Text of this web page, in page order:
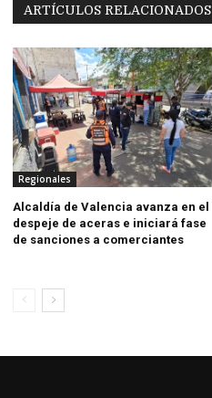
ARTÍCULOS RELACIONADOS
Regionales
Alcaldía de Valencia avanza en el
despeje de aceras e iniciará fase
de sanciones a comerciantes